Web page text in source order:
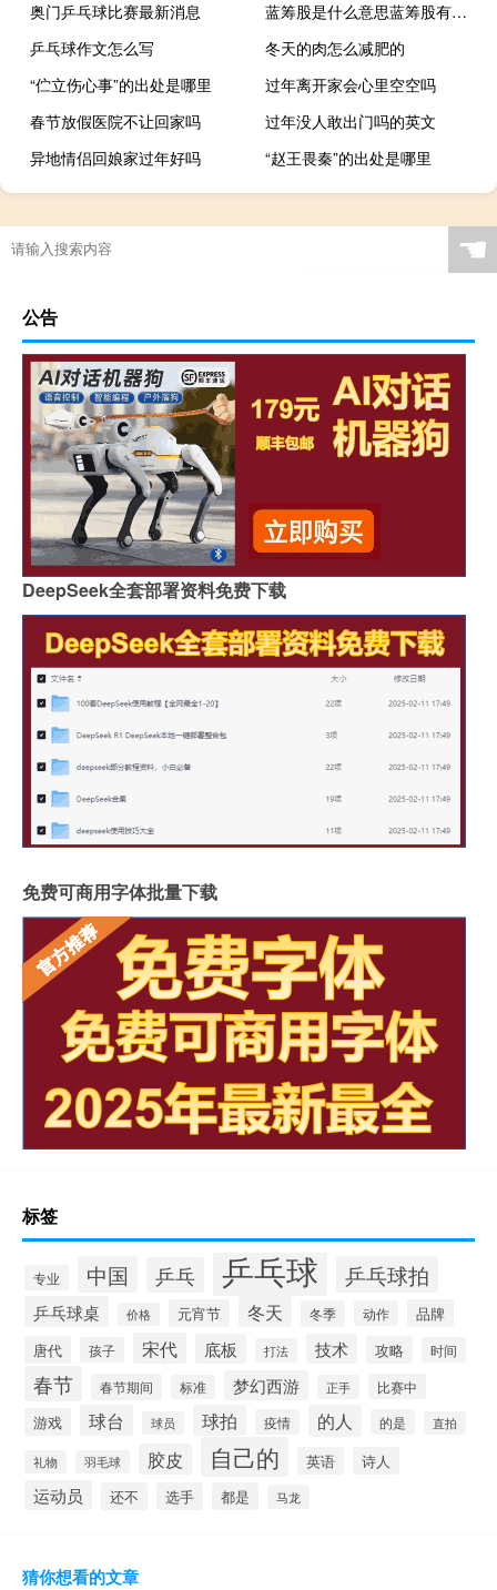
奥门乒乓球比赛最新消息
蓝筹股是什么意思蓝筹股有哪些（双面屏什么意思 双面屏手机有哪些）
乒乓球作文怎么写
冬天的肉怎么减肥的
“伫立伤心事”的出处是哪里
过年离开家会心里空空吗
春节放假医院不让回家吗
过年没人敢出门吗的英文
异地情侣回娘家过年好吗
“赵王畏秦”的出处是哪里
☚
公告
DeepSeek全套部署资料免费下载
免费可商用字体批量下载
标签
专业 中国 乒乓 乒乓球 乒乓球拍
乒乓球桌 价格 元宵节 冬天 冬季 动作
品牌
唐代
孩子 宋代 底板 打法 技术 攻略 时间
春节 春节期间 标准 梦幻西游 正手 比赛中
游戏 球台 球员 球拍 疫情 的人 的是 直拍
礼物 羽毛球 胶皮 自己的 英语 诗人
运动员 还不 选手 都是 马龙
猜你想看的文章